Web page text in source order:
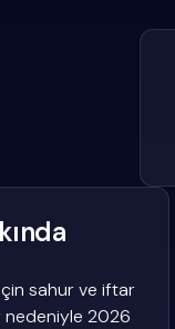
sahur ve iftar
nedeniyle 2026